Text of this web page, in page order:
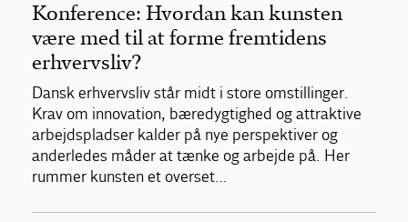
Konference: Hvordan kan kunsten
være med til at forme fremtidens
erhvervsliv?
Dansk erhvervsliv står midt i store omstillinger.
Krav om innovation, bæredygtighed og attraktive
arbejdspladser kalder på nye perspektiver og
anderledes måder at tænke og arbejde på. Her
rummer kunsten et overset…